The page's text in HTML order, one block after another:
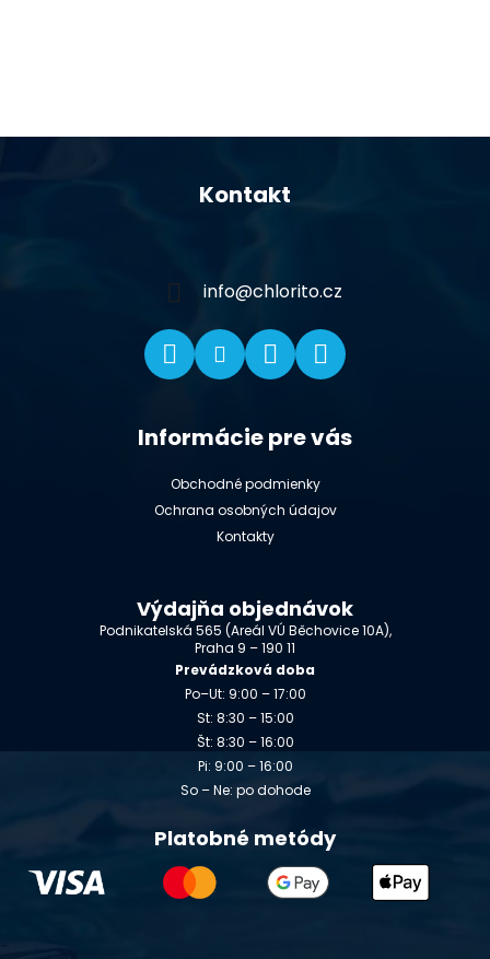
Z
Kontakt
info@chlorito.cz
Informácie pre vás
Obchodné podmienky
Ochrana osobných údajov
Kontakty
Výdajňa objednávok
Podnikatelská 565 (Areál VÚ Běchovice 10A),
Praha 9 – 190 11
Prevádzková doba
Po–Ut: 9:00 – 17:00
St: 8:30 – 15:00
Št: 8:30 – 16:00
Pi: 9:00 – 16:00
So – Ne: po dohode
Platobné metódy